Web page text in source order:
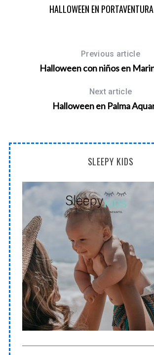
HALLOWEEN EN
Previous article
Halloween con niños en
Next article
Halloween en Palma
SLEEPY KIDS